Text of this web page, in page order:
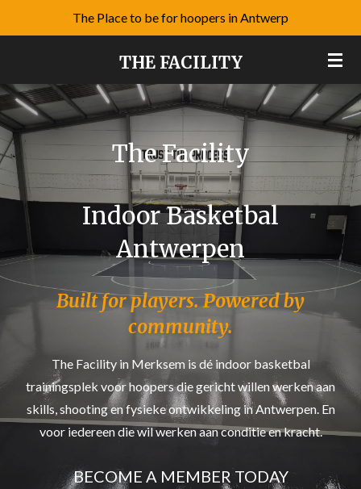
de
hoofdinhoud
THE FACILITY
The Place to be for hoopers in Antwerp
The Facility
Indoor Basketbal
Antwerpen
Built for players. Powered by
community.
The Facility in Merksem is dé indoor basketbal
trainingsplek voor hoopers die gericht willen werken aan
skills, shooting en fysieke ontwikkeling in Antwerpen. En
voor iedereen die wil werken aan conditie en kracht.
BECOME A MEMBER TODAY